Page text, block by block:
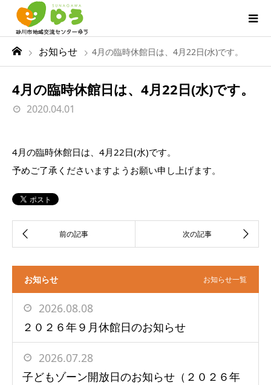
お知らせ 4月の臨時休館日は、4月22日(水)です。
4月の臨時休館日は、4月22日(水)です。
2020.04.01
4月の臨時休館日は、4月22日(水)です。
予めご了承くださいますようお願い申し上げます。
お知らせ お知らせ一覧
2026.08.08
２０２６年９月休館日のお知らせ
2026.07.28
子どもゾーン開放日のお知らせ（２０２６年